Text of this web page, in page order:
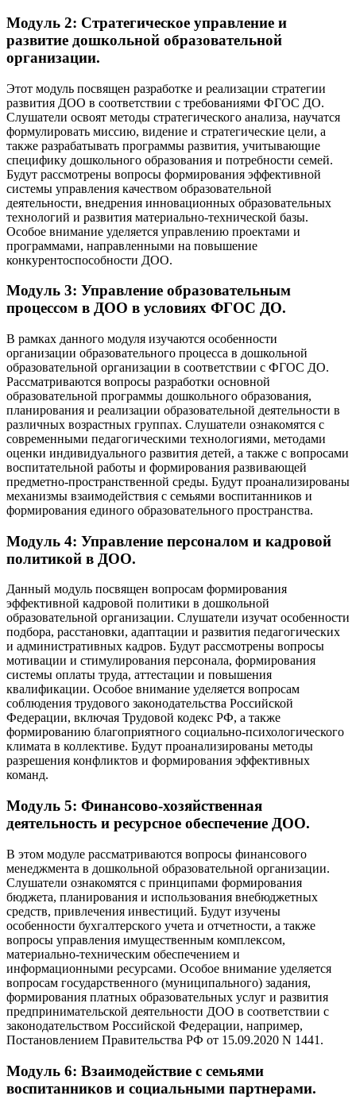
Модуль 2: Стратегическое управление и
развитие дошкольной образовательной
организации.
Этот модуль посвящен разработке и реализации стратегии
развития ДОО в соответствии с требованиями ФГОС ДО.
Слушатели освоят методы стратегического анализа, научатся
формулировать миссию, видение и стратегические цели, а
также разрабатывать программы развития, учитывающие
специфику дошкольного образования и потребности семей.
Будут рассмотрены вопросы формирования эффективной
системы управления качеством образовательной
деятельности, внедрения инновационных образовательных
технологий и развития материально-технической базы.
Особое внимание уделяется управлению проектами и
программами, направленными на повышение
конкурентоспособности ДОО.
Модуль 3: Управление образовательным
процессом в ДОО в условиях ФГОС ДО.
В рамках данного модуля изучаются особенности
организации образовательного процесса в дошкольной
образовательной организации в соответствии с ФГОС ДО.
Рассматриваются вопросы разработки основной
образовательной программы дошкольного образования,
планирования и реализации образовательной деятельности в
различных возрастных группах. Слушатели ознакомятся с
современными педагогическими технологиями, методами
оценки индивидуального развития детей, а также с вопросами
воспитательной работы и формирования развивающей
предметно-пространственной среды. Будут проанализированы
механизмы взаимодействия с семьями воспитанников и
формирования единого образовательного пространства.
Модуль 4: Управление персоналом и кадровой
политикой в ДОО.
Данный модуль посвящен вопросам формирования
эффективной кадровой политики в дошкольной
образовательной организации. Слушатели изучат особенности
подбора, расстановки, адаптации и развития педагогических
и административных кадров. Будут рассмотрены вопросы
мотивации и стимулирования персонала, формирования
системы оплаты труда, аттестации и повышения
квалификации. Особое внимание уделяется вопросам
соблюдения трудового законодательства Российской
Федерации, включая Трудовой кодекс РФ, а также
формированию благоприятного социально-психологического
климата в коллективе. Будут проанализированы методы
разрешения конфликтов и формирования эффективных
команд.
Модуль 5: Финансово-хозяйственная
деятельность и ресурсное обеспечение ДОО.
В этом модуле рассматриваются вопросы финансового
менеджмента в дошкольной образовательной организации.
Слушатели ознакомятся с принципами формирования
бюджета, планирования и использования внебюджетных
средств, привлечения инвестиций. Будут изучены
особенности бухгалтерского учета и отчетности, а также
вопросы управления имущественным комплексом,
материально-техническим обеспечением и
информационными ресурсами. Особое внимание уделяется
вопросам государственного (муниципального) задания,
формирования платных образовательных услуг и развития
предпринимательской деятельности ДОО в соответствии с
законодательством Российской Федерации, например,
Постановлением Правительства РФ от 15.09.2020 N 1441.
Модуль 6: Взаимодействие с семьями
воспитанников и социальными партнерами.